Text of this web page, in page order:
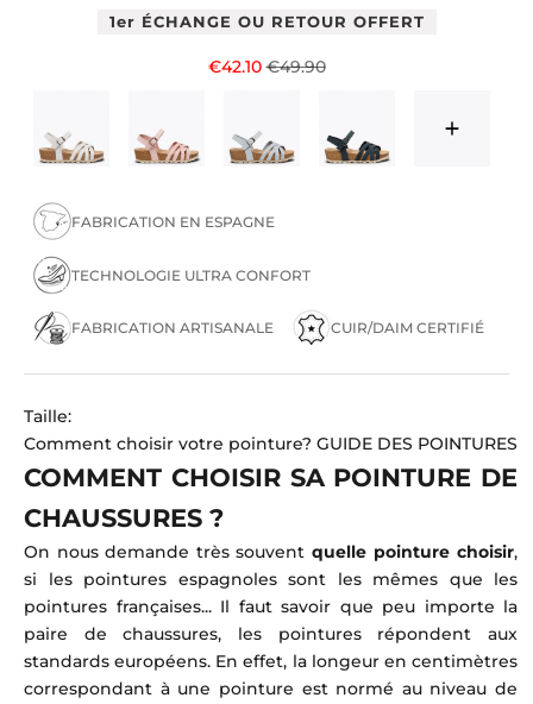
1er ÉCHANGE OU RETOUR OFFERT
Prix de vente
€42.10Prix normal
€49.90
FABRICATION EN ESPAGNE
TECHNOLOGIE ULTRA CONFORT
FABRICATION ARTISANALE CUIR/DAIM CERTIFIÉ
Taille:
Comment choisir votre pointure? GUIDE DES POINTURES
COMMENT CHOISIR SA POINTURE DE
CHAUSSURES ?
On nous demande très souvent quelle pointure choisir,
si les pointures espagnoles sont les mêmes que les
pointures françaises... Il faut savoir que peu importe la
paire de chaussures, les pointures répondent aux
standards européens. En effet, la longeur en centimètres
correspondant à une pointure est normé au niveau de